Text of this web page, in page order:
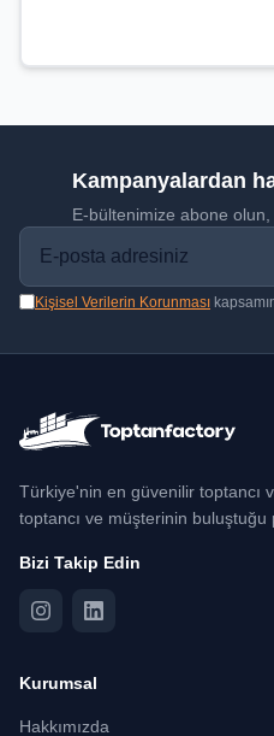
Kampanyalardan
E-bültenimize abone olun,
Kişisel Verilerin Korunması
Türkiye'nin en güvenilir toptancı
toptancı ve müşterinin
Bizi Takip Edin
Kurumsal
Hakkımızda